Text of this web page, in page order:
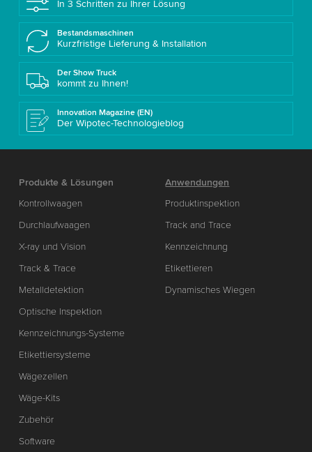
In 3 Schritten zu Ihrer Lösung
Bestandsmaschinen
Kurzfristige Lieferung & Installation
Der Show Truck
kommt zu Ihnen!
Innovation Magazine (EN)
Der Wipotec-Technologieblog
Produkte & Lösungen
Kontrollwaagen
Durchlaufwaagen
X-ray und Vision
Track & Trace
Metalldetektion
Optische Inspektion
Kennzeichnungs-Systeme
Etikettiersysteme
Wägezellen
Wäge-Kits
Zubehör
Software
Anwendungen
Produktinspektion
Track and Trace
Kennzeichnung
Etikettieren
Dynamisches Wiegen